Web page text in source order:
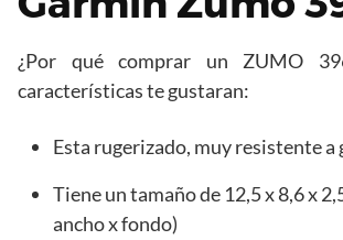
¿Por qué comprar un ZUMO
características te gustaran:
Esta rugerizado, muy resistente a
Tiene un tamaño de 12,5 x 8,6 x
ancho x fondo)